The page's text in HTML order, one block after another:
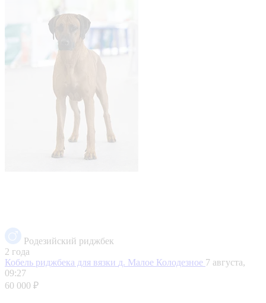
Родезийский риджбек
2 года
Кобель риджбека для вязки д. Малое Колодезное 7 августа,
09:27
60 000 ₽